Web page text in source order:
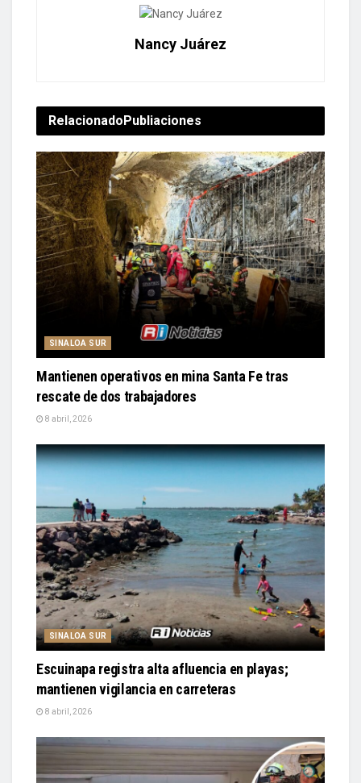
Nancy Juárez
RelacionadoPubliaciones
SINALOA SUR
Mantienen operativos en mina Santa Fe tras
rescate de dos trabajadores
8 abril, 2026
SINALOA SUR
Escuinapa registra alta afluencia en playas;
mantienen vigilancia en carreteras
8 abril, 2026